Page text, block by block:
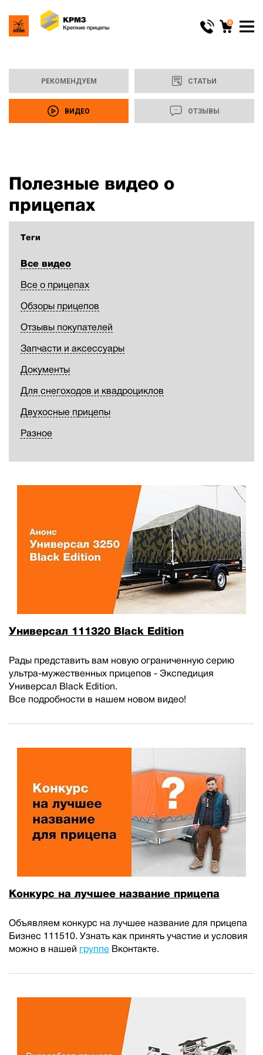
0
РЕКОМЕНДУЕМ СТАТЬИ
ВИДЕО ОТЗЫВЫ
Полезные видео о
прицепах
Теги
Все видео
Все о прицепах
Обзоры прицепов
Отзывы покупателей
Запчасти и аксессуары
Документы
Для снегоходов и квадроциклов
Двухосные прицепы
Разное
Универсал 111320 Black Edition
Рады представить вам новую ограниченную серию
ультра-мужественных прицепов - Экспедиция
Универсал Black Edition.
Все подробности в нашем новом видео!
Конкурс на лучшее название прицепа
Объявляем конкурс на лучшее название для прицепа
Бизнес 111510. Узнать как принять участие и условия
можно в нашей группе Вконтакте.